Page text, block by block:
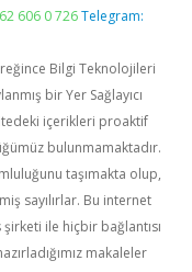
606 0 726 Telegram:
Bilgi Teknolojileri
bir Yer Sağlayıcı
içerikleri proaktif
bulunmamaktadır.
taşımakta olup,
sayılırlar. Bu internet
ile hiçbir bağlantısı
makaleler